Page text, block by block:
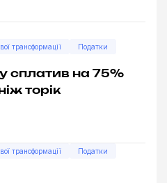
трансформації Податки
сплатив на 75%
торік
трансформації
Податки